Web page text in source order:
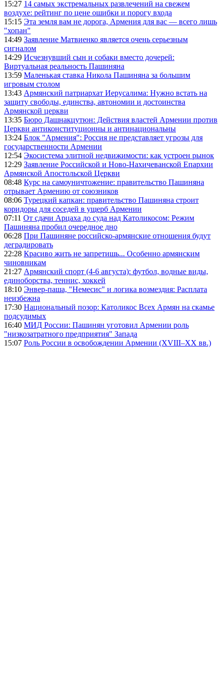
15:27 14 самых экстремальных развлечений на свежем
воздухе: рейтинг по цене ошибки и порогу входа
15:15 Эта земля вам не дорога, Армения для вас — всего лишь
"хопан"
14:49 Заявление Матвиенко является очень серьезным
сигналом
14:29 Исчезнувший сын и собаки вместо дочерей:
Виртуальная реальность Пашиняна
13:59 Маленькая ставка Никола Пашиняна за большим
игровым столом
13:43 Армянский патриархат Иерусалима: Нужно встать на
защиту свободы, единства, автономии и достоинства
Армянской церкви
13:35 Бюро Дашнакцутюн: Действия властей Армении против
Церкви антиконституционны и антинациональны
13:24 Блок "Армения": Россия не представляет угрозы для
государственности Армении
12:54 Экосистема элитной недвижимости: как устроен рынок
12:29 Заявление Российской и Ново-Нахичеванской Епархии
Армянской Апостольской Церкви
08:48 Курс на самоуничтожение: правительство Пашиняна
отрывает Армению от союзников
08:06 Турецкий капкан: правительство Пашиняна строит
коридоры для соседей в ущерб Армении
07:11 От сдачи Арцаха до суда над Католикосом: Режим
Пашиняна пробил очередное дно
06:28 При Пашиняне российско-армянские отношения будут
деградировать
22:28 Красиво жить не запретишь... Особенно армянским
чиновникам
21:27 Армянский спорт (4-6 августа): футбол, водные виды,
единоборства, теннис, хоккей
18:10 Энвер-паша, "Немесис" и логика возмездия: Расплата
неизбежна
17:30 Национальный позор: Католикос Всех Армян на скамье
подсудимых
16:40 МИД России: Пашинян уготовил Армении роль
"низкозатратного предприятия" Запада
15:07 Роль России в освобождении Армении (XVIII–XX вв.)